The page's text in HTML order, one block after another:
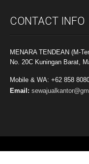
CONTACT INFO
MENARA TENDEAN (M-
No. 20C Kuningan Barat,
Mobile & WA: +62 858
Email: